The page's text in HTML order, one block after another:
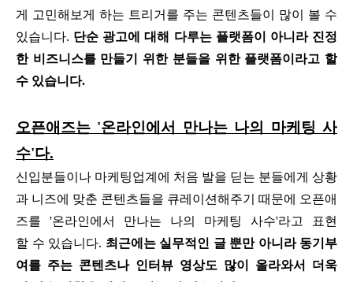
게 고민해보게 하는 트리거를 주는 콘텐츠들이 많이 볼 수
있습니다. 단순 광고에 대해 다루는 플랫폼이 아니라 진정
한 비즈니스를 만들기 위한 분들을 위한 플랫폼이라고 할
수 있습니다.
오픈애즈는 '온라인에서 만나는 나의 마케팅 사
수'다.
신입분들이나 마케팅업계에 처음 발을 딛는 분들에게 상황
과 니즈에 맞춘 콘텐츠들을 큐레이션해주기 때문에 오픈애
즈를 '온라인에서 만나는 나의 마케팅 사수'라고 표현
할 수 있습니다. 최근에는 실무적인 글 뿐만 아니라 동기부
여를 주는 콘텐츠나 인터뷰 영상도 많이 올라와서 더욱